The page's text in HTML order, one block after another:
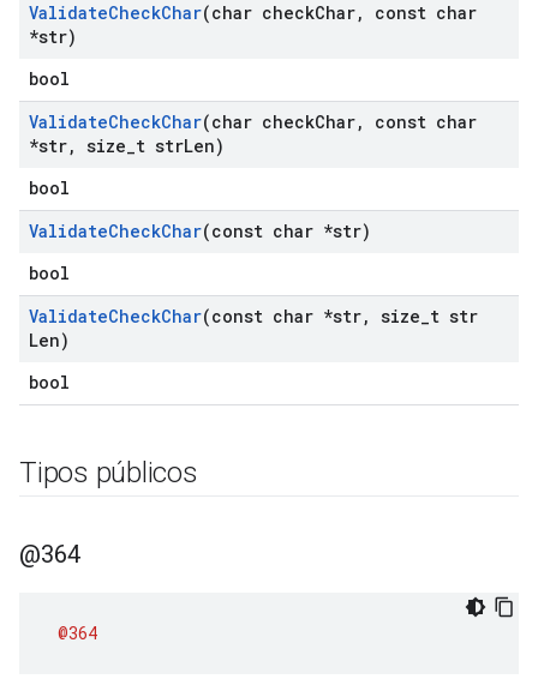
ValidateCheckChar(char checkChar,
const char
*str)
bool
ValidateCheckChar(char checkChar,
const char
*str, size t strLen)
bool
ValidateCheckChar(const char *str)
bool
ValidateCheckChar(const char *str, size t str
Len)
bool
Tipos públicos
@364
@364